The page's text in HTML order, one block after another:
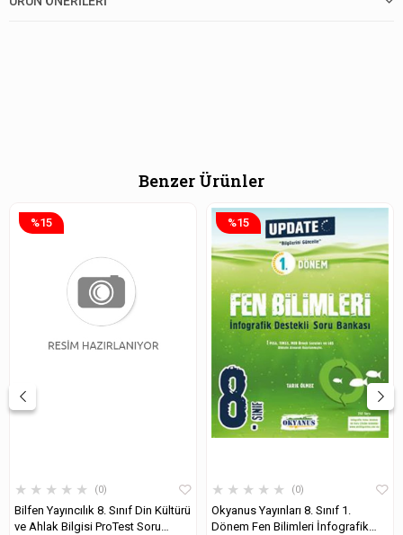
Benzer Ürünler
★ ★ ★ ★ ★ 0
Bilfen Yayıncılık 8. Sınıf Din Kültürü
ve Ahlak Bilgisi ProTest Soru
%15
★ ★ ★ ★ ★ 0
Okyanus Yayınları 8. Sınıf 1.
Dönem Fen Bilimleri İnfografik
%15